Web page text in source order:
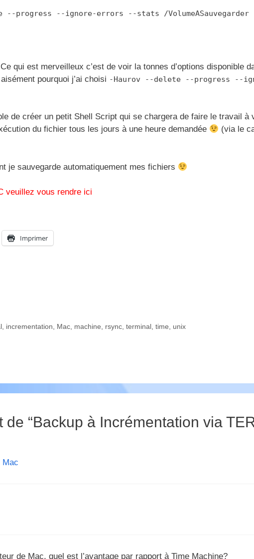
--progress --ignore-errors --stats /VolumeASauvegarder
qui est merveilleux c’est de voir la tonnes d’options disponible
pourquoi j’ai choisi -Haurov --delete --progress --
de créer un petit Shell Script qui se chargera de faire le travail à
du fichier tous les jours à une heure demandée
(via le
je sauvegarde automatiquement mes fichiers
veuillez vous rendre ici
Imprimer
, incrementation Mac, machine rsync, terminal, time
unix
“Backup à Incrémentation via
Mac
de Mac, quel est l’avantage par rapport à Time Machine?